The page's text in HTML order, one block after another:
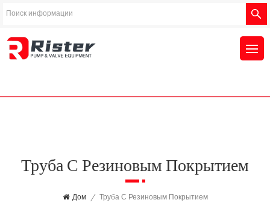
Труба С Резиновым Покрытием
Дом / Труба С Резиновым Покрытием